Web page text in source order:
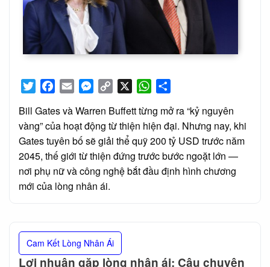
TwitterFacebook
Email Messenger
Copy
WhatsApp
Bill Gates và Warren Buffett từng mở ra “kỷ nguyên
vàng” của hoạt động từ thiện hiện đại. Nhưng nay, khi
Gates tuyên bố sẽ giải thể quỹ 200 tỷ USD trước năm
2045, thế giới từ thiện đứng trước bước ngoặt lớn —
nơi phụ nữ và công nghệ bắt đầu định hình chương
mới của lòng nhân ái.
Cam Kết Lòng Nhân Ái
Lợi nhuận gặp lòng nhân ái: Câu chuyện